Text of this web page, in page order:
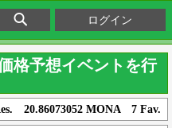
ログイン
格予想イベントを行
20.86073052 MONA 7 Fav.